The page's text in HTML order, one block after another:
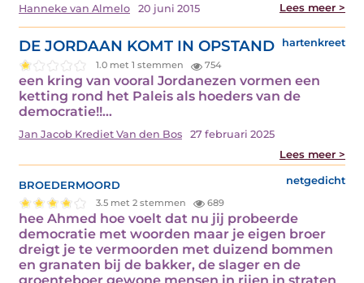
Hanneke van Almelo 20 juni 2015 Lees meer >
DE JORDAAN KOMT IN OPSTAND hartenkreet
1.0 met 1 stemmen 754
een kring van vooral Jordanezen vormen een
ketting rond het Paleis als hoeders van de
democratie!!…
Jan Jacob Krediet Van den Bos
27 februari 2025
Lees meer >
broedermoord netgedicht
3.5 met 2 stemmen 689
hee Ahmed hoe voelt dat nu jij probeerde
democratie met woorden maar je eigen broer
dreigt je te vermoorden met duizend bommen
en granaten bij de bakker, de slager en de